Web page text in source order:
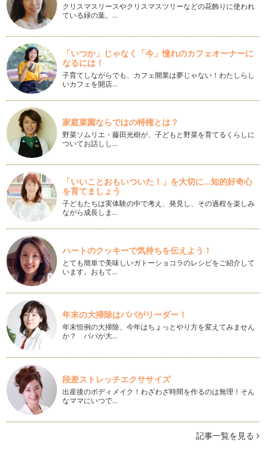
働くママの悩み⑲『夫婦すれ違いの危機！解消の為の習慣』
“朝の時間”と“夕方～子どもが寝るまでの時間&rdqu…
働くママの悩み⑱『心折れそうになる瞬間の１つ、子どもの病
気』
突然かかってくる保育園からの呼び出し電話。 朝起きてきた
子どもの様子がどうもいつも…
働くママの悩み⑰『復職！保育園スタート！で感じる罪悪感の
正体とは』
入園、入学、復職、異動、おめでとうございます！！ 育児休
職より職場復帰された方も多…
働くママの悩み⑯『仕事で成果をあげたい！』
妊娠出産という大仕事を終えて、育児休職を経て復職。 折角
復職したのだから、楽しく仕…
働くママの悩み⑮『職場での私とは？復職後の焦り』『私、職
場でどんな存在？ 復職後の焦りの原因』
妊娠出産を経て育児休職入り。 暫くの間仕事から離れていた
ことに不安を感じながら職場…
働くママの悩み⑭『新年の抱負を継続・実現させたい！』
あけましておめでとうございます！ 今年もよろしくお願い
します。 &nbs…
働くママの悩み⑬『子どもの寝る時間が日に日に遅くなる！』
「子どもが寝る時間がどんどん遅くなっていっている。」
「大人と同じように遅くまで起…
働くママの悩み⑫ 『幼稚園ママと保育園ママ』
ちょっと突飛なテーマかもしれませんが、案外誰しもがどこか
にもっているであろうこの区別。 …
働くママの悩み⑪『育児休職中の不安』
育児中のママは、大抵復職への不安を抱えています。 ・ 産
前産…
働くママの悩み⑩ 『子どものしつけ、叱り方のコツ』
クリスマスリースやクリスマスツリーなどの花飾りに使われ
ている緑の葉。…
「いつか」じゃなく「今」憧れのカフェオーナーに
なるには！
子育てしながらでも、カフェ開業は夢じゃない！わたしらし
いカフェを開店…
家庭菜園ならではの特権とは？
野菜ソムリエ・藤田光樹が、子どもと野菜を育てるくらしに
ついてお話しし…
「いいことおもいついた！」を大切に...知的好奇心
を育てましょう
子どもたちは実体験の中で考え、発見し、その過程を楽しみ
ながら成長しま…
ハートのクッキーで気持ちを伝えよう！
とても簡単で美味しいガトーショコラのレシピをご紹介して
います。おもて…
年末の大掃除はパパがリーダー！
年末恒例の大掃除、今年はちょっとやり方を変えてみません
か？ パパが大…
段差ストレッチエクササイズ
出産後のボディメイク！わざわざ時間を作るのは無理！そん
なママにいつで…
記事一覧を見る